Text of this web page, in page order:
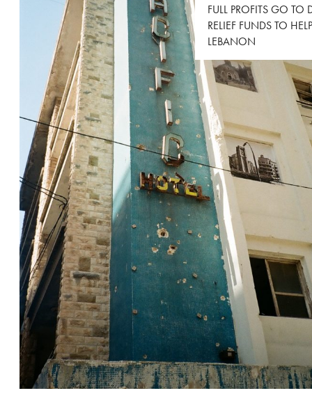
FULL PROFITS GO TO
RELIEF FUNDS TO HELP
LEBANON